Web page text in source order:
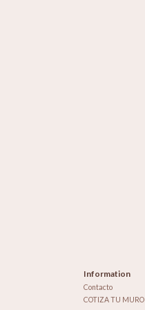
Information
Contacto
COTIZA TU MURO